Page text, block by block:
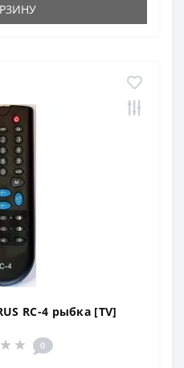
RC-4 рыбка [TV]
0